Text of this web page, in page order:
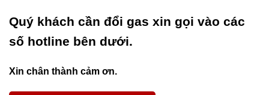
Quý khách cần đổi gas xin gọi vào các
số hotline bên dưới.
Xin chân thành cảm ơn.